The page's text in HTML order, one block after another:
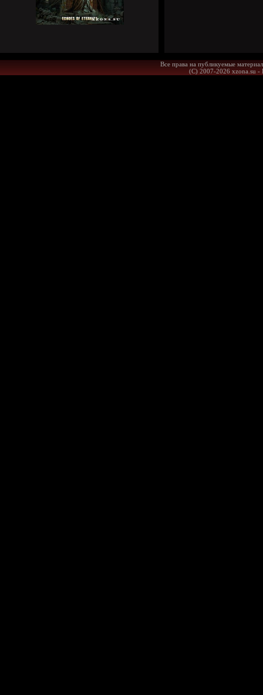
Все права на публикуемые
(С) 2007-2026 xzona.su -